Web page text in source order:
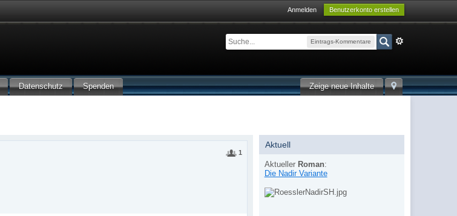
Anmelden Benutzerkonto erstellen
Eintrags-Kommentare
Zeige neue Inhalte
Datenschutz Spenden
1
Aktuell
Aktueller Roman:
Die Nadir Variante